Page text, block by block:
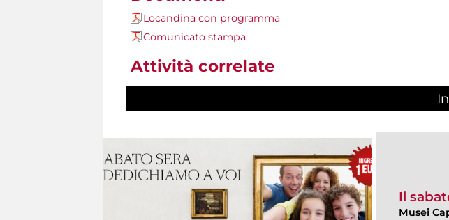
Locandina con programma
Comunicato stampa
Attività correlate
Il
Musei